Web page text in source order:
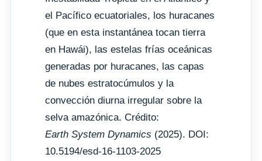
el Pacífico ecuatoriales, los huracanes
(que en esta instantánea tocan tierra
en Hawái), las estelas frías oceánicas
generadas por huracanes, las capas
de nubes estratocúmulos y la
convección diurna irregular sobre la
selva amazónica. Crédito:
Earth System Dynamics (2025). DOI:
10.5194/esd-16-1103-2025